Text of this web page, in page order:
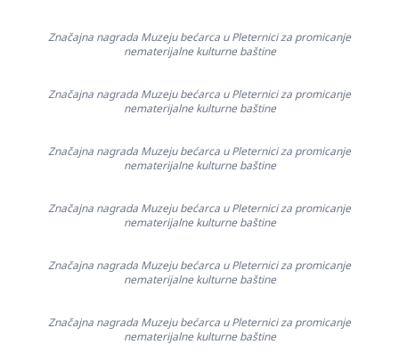
Značajna nagrada Muzeju bećarca u Pleternici za promicanje
nematerijalne kulturne baštine
Značajna nagrada Muzeju bećarca u Pleternici za promicanje
nematerijalne kulturne baštine
Značajna nagrada Muzeju bećarca u Pleternici za promicanje
nematerijalne kulturne baštine
Značajna nagrada Muzeju bećarca u Pleternici za promicanje
nematerijalne kulturne baštine
Značajna nagrada Muzeju bećarca u Pleternici za promicanje
nematerijalne kulturne baštine
Značajna nagrada Muzeju bećarca u Pleternici za promicanje
nematerijalne kulturne baštine